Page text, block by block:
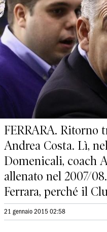
FERRARA. Ritorno
Andrea Costa. Lì,
Domenicali, coach
allenato nel 2007/
Ferrara, perché il
21 gennaio 2015 02:58